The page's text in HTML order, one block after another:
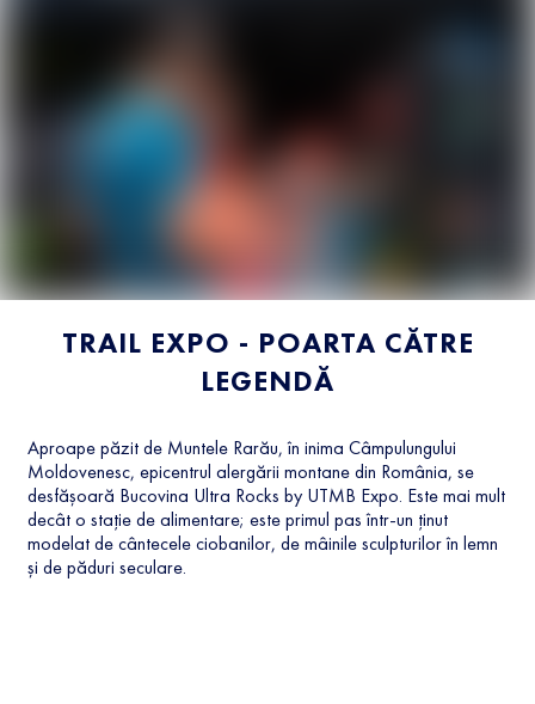
TRAIL EXPO - POARTA CĂTRE
LEGENDĂ
Aproape păzit de Muntele Rarău, în inima Câmpulungului
Moldovenesc, epicentrul alergării montane din România, se
desfășoară Bucovina Ultra Rocks by UTMB Expo. Este mai mult
decât o stație de alimentare; este primul pas într-un ținut
modelat de cântecele ciobanilor, de mâinile sculpturilor în lemn
și de păduri seculare.